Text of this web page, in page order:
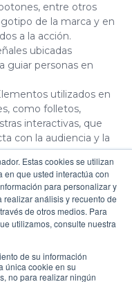
Estas cookies se utilizan
en que usted interactúa con
para personalizar y
análisis y recuento de
de otros medios. Para
utilizamos, consulte nuestra
de su información
única cookie en su
no para realizar ningún
entre otros
de la marca y en
a la acción.
ubicadas
guiar personas en
utilizados en
como folletos,
interactivas, que
con la audiencia y la
de envases o
aspecto importante
ya que puede
y atraer a los
es ser
su creación es